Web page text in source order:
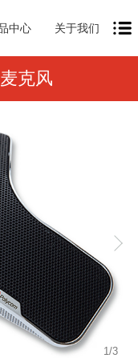
中心 关于我们
克风
1 /3